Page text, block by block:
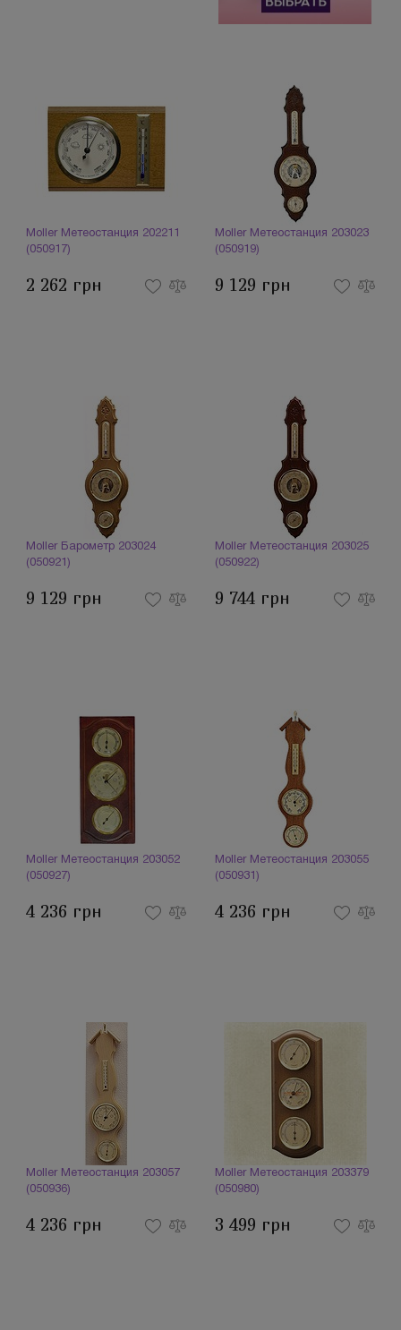
Moller Метеостанция 202211
(050917)
2 262 грн
Moller Метеостанция 203023
(050919)
9 129 грн
Moller Барометр 203024
(050921)
9 129 грн
Moller Метеостанция 203025
(050922)
9 744 грн
Moller Метеостанция 203052
(050927)
4 236 грн
Moller Метеостанция 203055
(050931)
4 236 грн
Moller Метеостанция 203057
(050936)
4 236 грн
Moller Метеостанция 203379
(050980)
3 499 грн